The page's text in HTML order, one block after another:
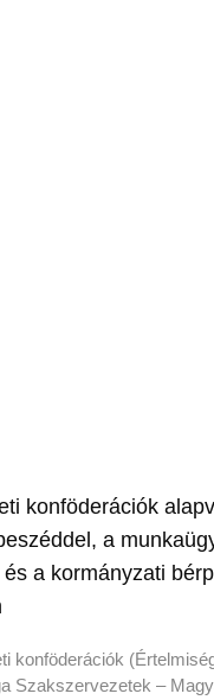
konföderációk
a
a kormányzati
konföderációk
Szakszervezetek –